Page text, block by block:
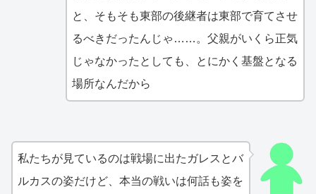
と、そもそも東部の後継者は東部で育てさせ
るべきだったんじゃ……。父親がいくら正気
じゃなかったとしても、とにかく基盤となる
場所なんだから
私たちが見ているのは戦場に出たガレスとバ
ルカスの姿だけど、本当の戦いは何話も姿を